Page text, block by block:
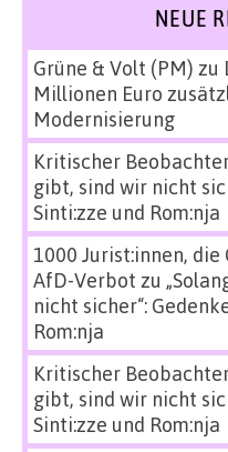
NEUE
Grüne & Volt (PM) zu
Millionen Euro
Modernisierung
Kritischer
gibt, sind wir nicht
Sinti:zze und Rom:nja
1000 Jurist:innen, die
AfD-Verbot zu
nicht sicher“:
Rom:nja
Kritischer
gibt, sind wir nicht
Sinti:zze und Rom:nja